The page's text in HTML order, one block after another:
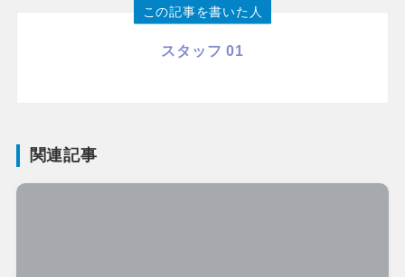
この記事を書いた人
スタッフ 01
関連記事